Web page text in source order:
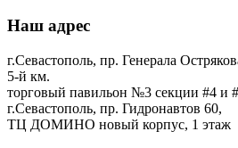
Наш адрес
г.Севастополь, пр. Генерала
5-й км.
торговый павильон №3 секции #4 и
г.Севастополь, пр. Гидронавтов 60,
ТЦ ДОМИНО новый корпус, 1 этаж